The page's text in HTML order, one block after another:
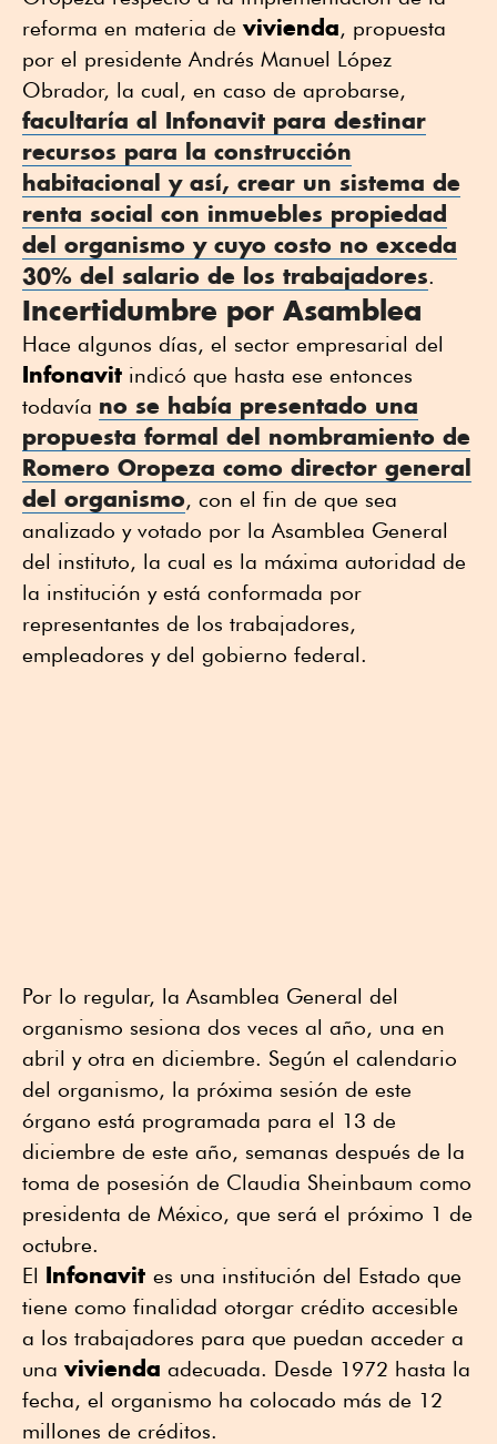
reforma en materia de vivienda, propuesta
por el presidente Andrés Manuel López
Obrador, la cual, en caso de aprobarse,
facultaría al Infonavit para destinar
recursos para la construcción
habitacional y así, crear un sistema de
renta social con inmuebles propiedad
del organismo y cuyo costo no exceda
30% del salario de los trabajadores.
Incertidumbre por Asamblea
Hace algunos días, el sector empresarial del
Infonavit indicó que hasta ese entonces
todavía no se había presentado una
propuesta formal del nombramiento de
Romero Oropeza como director general
del organismo, con el fin de que sea
analizado y votado por la Asamblea General
del instituto, la cual es la máxima autoridad de
la institución y está conformada por
representantes de los trabajadores,
empleadores y del gobierno federal.
Por lo regular, la Asamblea General del
organismo sesiona dos veces al año, una en
abril y otra en diciembre. Según el calendario
del organismo, la próxima sesión de este
órgano está programada para el 13 de
diciembre de este año, semanas después de la
toma de posesión de Claudia Sheinbaum como
presidenta de México, que será el próximo 1 de
octubre.
El Infonavit es una institución del Estado que
tiene como finalidad otorgar crédito accesible
a los trabajadores para que puedan acceder a
una vivienda adecuada. Desde 1972 hasta la
fecha, el organismo ha colocado más de 12
millones de créditos.